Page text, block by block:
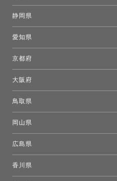
キーブー東京
FLOS｜フロスデザインスペース
静岡県
愛知県
京都府
大阪府
鳥取県
岡山県
広島県
香川県